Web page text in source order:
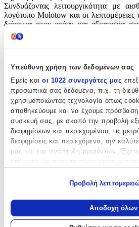
Υπεύθυνη χρήση των δεδομένων σας
Εμείς και οι 1022 συνεργάτες μας
προσωπικά σας δεδομένα, π.χ. τη
χρησιμοποιώντας τεχνολογία όπως
αποθηκεύουμε και να έχουμε
συσκευή σας, με σκοπό την προβολή
διαφημίσεων και περιεχομένου, τις
διαφημίσεις και περιεχόμενο, την
μας και την ανάπτυξη προϊόντων.
Να συλλέξουμε πληροφορίες
σας τοποθεσία, οι οποίες μπορεί να
απόσταση μερικών μέτρων
Προβολή
Αποδοχή όλων
Συνδυάζοντας λειτουργικότητα με
λογότυπο Molotow και οι λεπτομέρειες
διάρκεια στον χρόνο και αξιοπιστία
τόσο για συλλέκτες όσο και για όσους
σύγχρονη νότα στην καθημερινότητά τους.
Χαρακτηριστικά
Τύπος:
Μπρελόκ
με Led:
Όχι
Χειροποίητο:
Χρώμα